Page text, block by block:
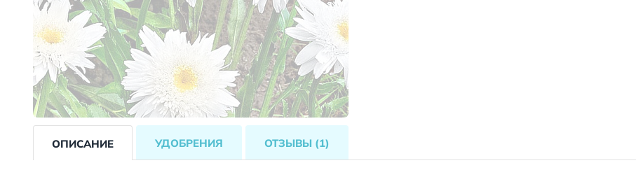
ОПИСАНИЕ УДОБРЕНИЯ ОТЗЫВЫ (1)